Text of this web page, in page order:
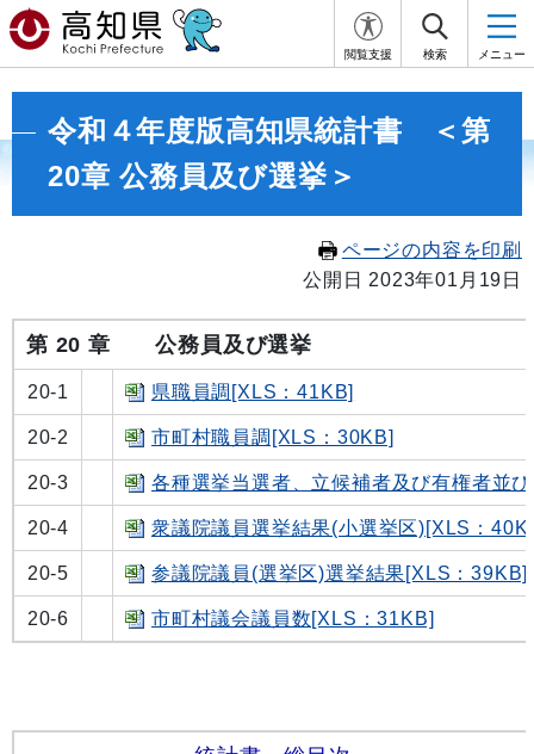
閲覧支援 検索 メニュー
令和４年度版高知県統計書 ＜第
20章 公務員及び選挙＞
ページの内容を印刷
公開日 2023年01月19日
第 20 章 公務員及び選挙
20-1 県職員調[XLS：41KB]
20-2 市町村職員調[XLS：30KB]
20-3 各種選挙当選者、立候補者及び有権者並
20-4 衆議院議員選挙結果(小選挙区)[XLS：
20-5 参議院議員(選挙区)選挙結果[XLS：39KB]
20-6 市町村議会議員数[XLS：31KB]